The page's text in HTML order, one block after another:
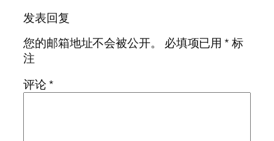
发表回复
您的邮箱地址不会被公开。
必填项已用*标
注
评论*